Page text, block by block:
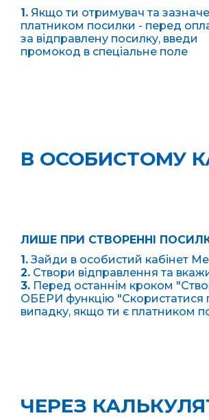
1. Якщо ти отримувач та
платником посилки - перед
за відправлену посилку, введи
промокод в спеціальне поле
В ОСОБИСТОМУ
ЛИШЕ ПРИ СТВОРЕННІ
1.Зайди в особистий кабінет
2. Створи відправлення та вкажи
3. Перед останнім кроком
ОБЕРИ функцію
випадку, якщо ти є платником
ЧЕРЕЗ